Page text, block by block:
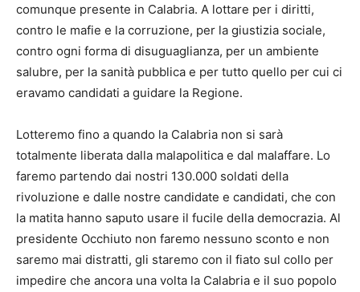
comunque presente in Calabria. A lottare per i diritti,
contro le mafie e la corruzione, per la giustizia sociale,
contro ogni forma di disuguaglianza, per un ambiente
salubre, per la sanità pubblica e per tutto quello per cui ci
eravamo candidati a guidare la Regione.
Lotteremo fino a quando la Calabria non si sarà
totalmente liberata dalla malapolitica e dal malaffare. Lo
faremo partendo dai nostri 130.000 soldati della
rivoluzione e dalle nostre candidate e candidati, che con
la matita hanno saputo usare il fucile della democrazia. Al
presidente Occhiuto non faremo nessuno sconto e non
saremo mai distratti, gli staremo con il fiato sul collo per
impedire che ancora una volta la Calabria e il suo popolo